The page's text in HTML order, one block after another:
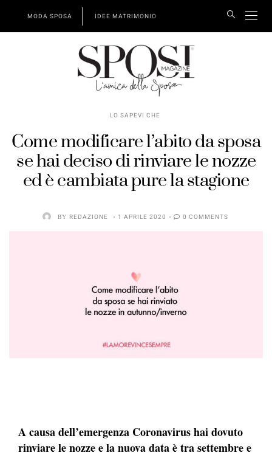
MODA SPOSA IDEE MATRIMONIO
LO SAPEVI CHE
Come modificare l’abito da sposa
se hai deciso di rinviare le nozze
ed è cambiata pure la stagione
BY REDAZIONE 1 APRILE 2020 0 COMMENTS
A causa dell’emergenza Coronavirus hai dovuto
rinviare le nozze e la nuova data è tra settembre e